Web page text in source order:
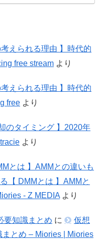
えられる理由 】時代的
free stream より
えられる理由 】時代的
free より
のタイミング 】2020年
tracie より
とは 】AMMとの違いも
【 DMMとは 】AMMと
- Z MEDIAより
要知識まとめ に
仮想
とめ – Miories | Miories